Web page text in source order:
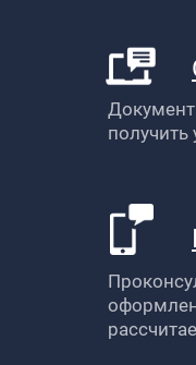
получить